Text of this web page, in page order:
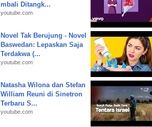
mbali Ditangk...
youtube.com
Novel Tak Berujung - Novel
Baswedan: Lepaskan Saja
Terdakwa (...
youtube.com
Natasha Wilona dan Stefan
William Reuni di Sinetron
Terbaru S...
youtube.com